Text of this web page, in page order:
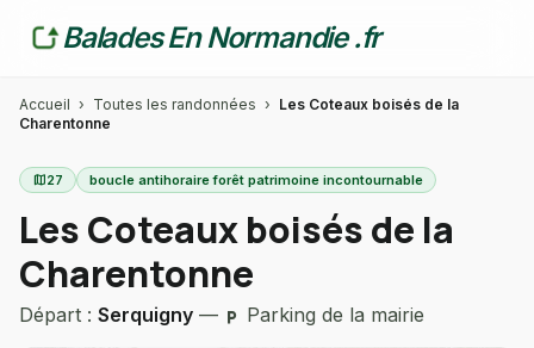
Balades En Normandie .fr
Accueil › Toutes les randonnées › Les Coteaux boisés de la
Charentonne
map27 boucle antihoraire forêt patrimoine incontournable
Les Coteaux boisés de la
Charentonne
Départ : Serquigny — local_parking Parking de la mairie